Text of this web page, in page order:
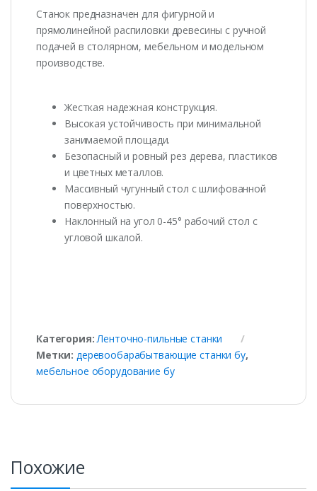
Станок предназначен для фигурной и
прямолинейной распиловки древесины с ручной
подачей в столярном, мебельном и модельном
производстве.
Жесткая надежная конструкция.
Высокая устойчивость при минимальной
занимаемой площади.
Безопасный и ровный рез дерева, пластиков
и цветных металлов.
Массивный чугунный стол с шлифованной
поверхностью.
Наклонный на угол 0-45° рабочий стол с
угловой шкалой.
Категория:Ленточно-пильные станки
Метки:деревообарабытвающие станки бу,
мебельное оборудование бу
Похожие